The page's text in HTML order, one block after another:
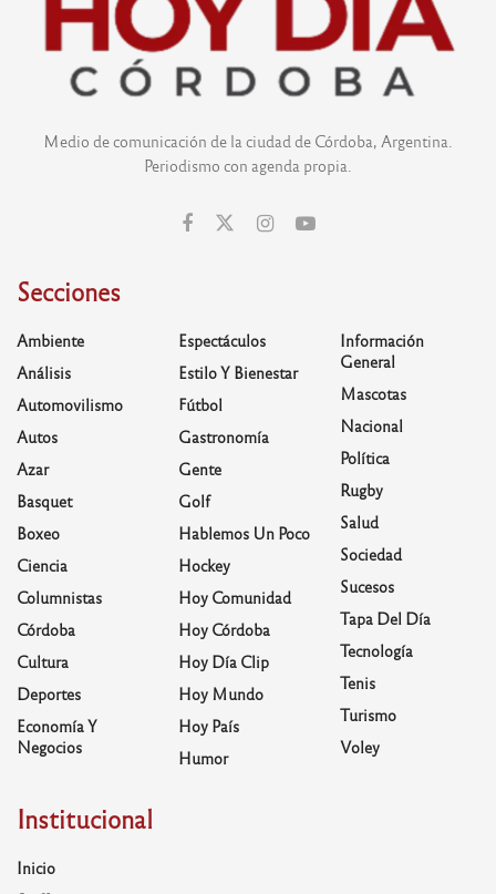
Medio de comunicación de la ciudad de Córdoba, Argentina.
Periodismo con agenda propia.
Secciones
Ambiente
Análisis
Automovilismo
Autos
Azar
Basquet
Boxeo
Ciencia
Columnistas
Córdoba
Cultura
Deportes
Economía Y
Negocios
Espectáculos
Estilo Y Bienestar
Fútbol
Gastronomía
Gente
Golf
Hablemos Un Poco
Hockey
Hoy Comunidad
Hoy Córdoba
Hoy Día Clip
Hoy Mundo
Hoy País
Humor
Información
General
Mascotas
Nacional
Política
Rugby
Salud
Sociedad
Sucesos
Tapa Del Día
Tecnología
Tenis
Turismo
Voley
Institucional
Inicio